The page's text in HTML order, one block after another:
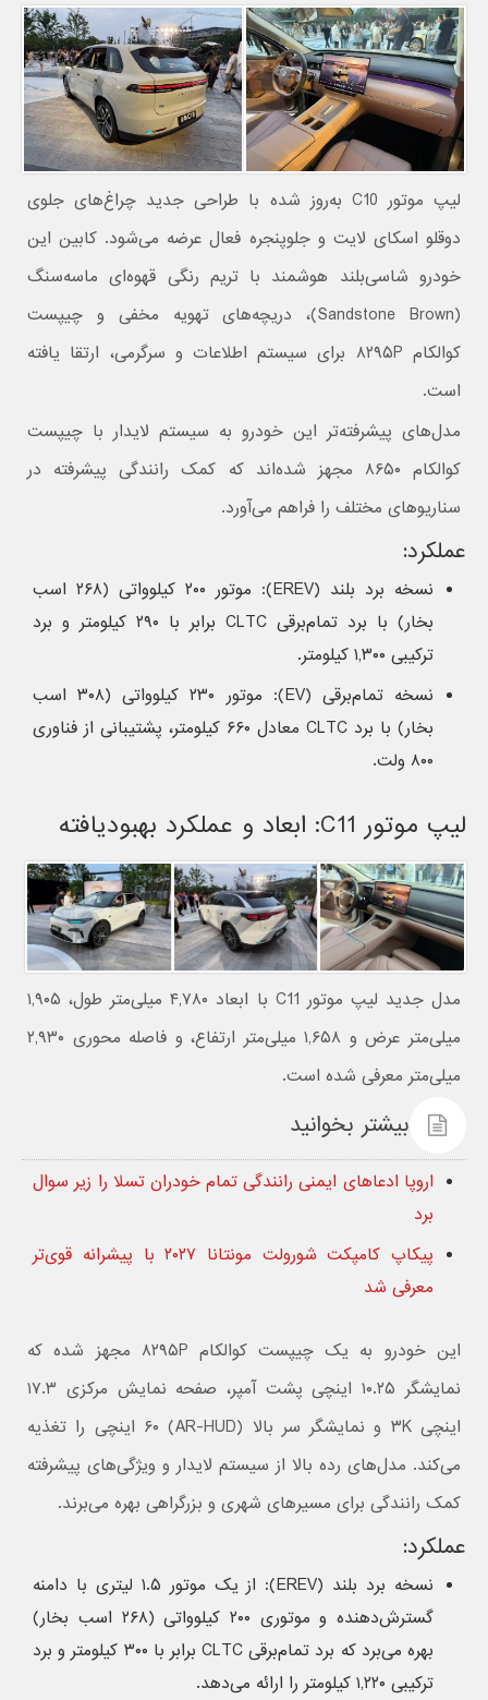
لیپ موتور C10 به‌روز شده با طراحی جدید چراغ‌های جلوی
دوقلو اسکای لایت و جلوپنجره فعال عرضه می‌شود. کابین این
خودرو شاسی‌بلند هوشمند با تریم رنگی قهوه‌ای ماسه‌سنگ
(Sandstone Brown)، دریچه‌های تهویه مخفی و چیپست
کوالکام ۸۲۹۵P برای سیستم اطلاعات و سرگرمی، ارتقا یافته
است.
مدل‌های پیشرفته‌تر این خودرو به سیستم لایدار با چیپست
کوالکام ۸۶۵۰ مجهز شده‌اند که کمک رانندگی پیشرفته در
سناریوهای مختلف را فراهم می‌آورد.
عملکرد:
نسخه برد بلند (EREV): موتور ۲۰۰ کیلوواتی (۲۶۸ اسب
بخار) با برد تمام‌برقی CLTC برابر با ۲۹۰ کیلومتر و برد
ترکیبی ۱,۳۰۰ کیلومتر.
نسخه تمام‌برقی (EV): موتور ۲۳۰ کیلوواتی (۳۰۸ اسب
بخار) با برد CLTC معادل ۶۶۰ کیلومتر، پشتیبانی از فناوری
۸۰۰ ولت.
لیپ موتور C11: ابعاد و عملکرد بهبودیافته
مدل جدید لیپ موتور C11 با ابعاد ۴,۷۸۰ میلی‌متر طول، ۱,۹۰۵
میلی‌متر عرض و ۱,۶۵۸ میلی‌متر ارتفاع، و فاصله محوری ۲,۹۳۰
میلی‌متر معرفی شده است.
بیشتر بخوانید
اروپا ادعاهای ایمنی رانندگی تمام خودران تسلا را زیر سوال
برد
پیکاپ کامپکت شورولت مونتانا ۲۰۲۷ با پیشرانه قوی‌تر
معرفی شد
این خودرو به یک چیپست کوالکام ۸۲۹۵P مجهز شده که
نمایشگر ۱۰.۲۵ اینچی پشت آمپر، صفحه نمایش مرکزی ۱۷.۳
اینچی ۳K و نمایشگر سر بالا (AR-HUD) ۶۰ اینچی را تغذیه
می‌کند. مدل‌های رده بالا از سیستم لایدار و ویژگی‌های پیشرفته
کمک رانندگی برای مسیرهای شهری و بزرگراهی بهره می‌برند.
عملکرد:
نسخه برد بلند (EREV): از یک موتور ۱.۵ لیتری با دامنه
گسترش‌دهنده و موتوری ۲۰۰ کیلوواتی (۲۶۸ اسب بخار)
بهره می‌برد که برد تمام‌برقی CLTC برابر با ۳۰۰ کیلومتر و برد
ترکیبی ۱,۲۲۰ کیلومتر را ارائه می‌دهد.